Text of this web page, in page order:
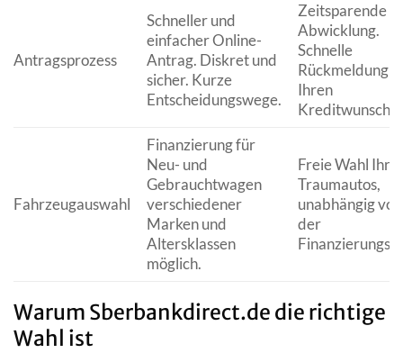
Antragsprozess
Schneller und
einfacher Online-
Antrag. Diskret und
sicher. Kurze
Entscheidungswege.
Zeitsparende
Abwicklung.
Schnelle
Rückmeldung
Ihren
Kreditwunsch.
Fahrzeugauswahl
Finanzierung für
Neu- und
Gebrauchtwagen
verschiedener
Marken und
Altersklassen
möglich.
Freie Wahl
Traumautos,
unabhängig von
der
Warum Sberbankdirect.de die richtige
Wahl ist